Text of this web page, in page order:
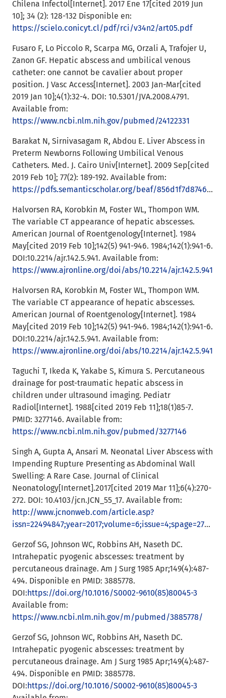
Chilena Infectol[Internet]. 2017 Ene 17[cited 2019 Jun
10]; 34 (2): 128-132 Disponible en:
https://scielo.conicyt.cl/pdf/rci/v34n2/art05.pdf
Fusaro F, Lo Piccolo R, Scarpa MG, Orzali A, Trafojer U,
Zanon GF. Hepatic abscess and umbilical venous
catheter: one cannot be cavalier about proper
position. J Vasc Access[Internet]. 2003 Jan-Mar[cited
2019 Jan 10];4(1):32-4. DOI: 10.5301/JVA.2008.4791.
Available from:
https://www.ncbi.nlm.nih.gov/pubmed/24122331
Barakat N, Sirnivasagam R, Abdou E. Liver Abscess in
Preterm Newborns Following Umbilical Venous
Catheters. Med. J. Cairo Univ[Internet]. 2009 Sep[cited
2019 Feb 10]; 77(2): 189-192. Available from:
https://pdfs.semanticscholar.org/beaf/856d1f7d8746a4e2a705038c5d1eb21130dc.pdf
Halvorsen RA, Korobkin M, Foster WL, Thompon WM.
The variable CT appearance of hepatic abscesses.
American Journal of Roentgenology[Internet]. 1984
May[cited 2019 Feb 10];142(5) 941-946. 1984;142(1):941-6.
DOI:10.2214/ajr.142.5.941. Available from:
https://www.ajronline.org/doi/abs/10.2214/ajr.142.5.941
Halvorsen RA, Korobkin M, Foster WL, Thompon WM.
The variable CT appearance of hepatic abscesses.
American Journal of Roentgenology[Internet]. 1984
May[cited 2019 Feb 10];142(5) 941-946. 1984;142(1):941-6.
DOI:10.2214/ajr.142.5.941. Available from:
https://www.ajronline.org/doi/abs/10.2214/ajr.142.5.941
Taguchi T, Ikeda K, Yakabe S, Kimura S. Percutaneous
drainage for post-traumatic hepatic abscess in
children under ultrasound imaging. Pediatr
Radiol[Internet]. 1988[cited 2019 Feb 11];18(1)85-7.
PMID: 3277146. Available from:
https://www.ncbi.nlm.nih.gov/pubmed/3277146
Singh A, Gupta A, Ansari M. Neonatal Liver Abscess with
Impending Rupture Presenting as Abdominal Wall
Swelling: A Rare Case. Journal of Clinical
Neonatology[Internet].2017[cited 2019 Mar 11];6(4):270-
272. DOI: 10.4103/jcn.JCN_55_17. Available from:
http://www.jcnonweb.com/article.asp?
issn=22494847;year=2017;volume=6;issue=4;spage=270;epage=272;aulast=Singh
Gerzof SG, Johnson WC, Robbins AH, Naseth DC.
Intrahepatic pyogenic abscesses: treatment by
percutaneous drainage. Am J Surg 1985 Apr;149(4):487-
494. Disponible en PMID: 3885778.
DOI:https://doi.org/10.1016/S0002-9610(85)80045-3
Available from:
https://www.ncbi.nlm.nih.gov/m/pubmed/3885778/
Gerzof SG, Johnson WC, Robbins AH, Naseth DC.
Intrahepatic pyogenic abscesses: treatment by
percutaneous drainage. Am J Surg 1985 Apr;149(4):487-
494. Disponible en PMID: 3885778.
DOI:https://doi.org/10.1016/S0002-9610(85)80045-3